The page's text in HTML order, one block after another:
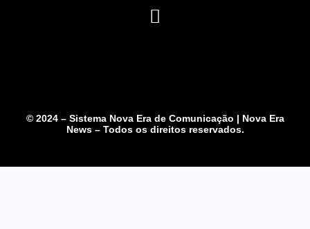
© 2024 – Sistema Nova Era de Comunicação | Nova Era
News – Todos os direitos reservados.